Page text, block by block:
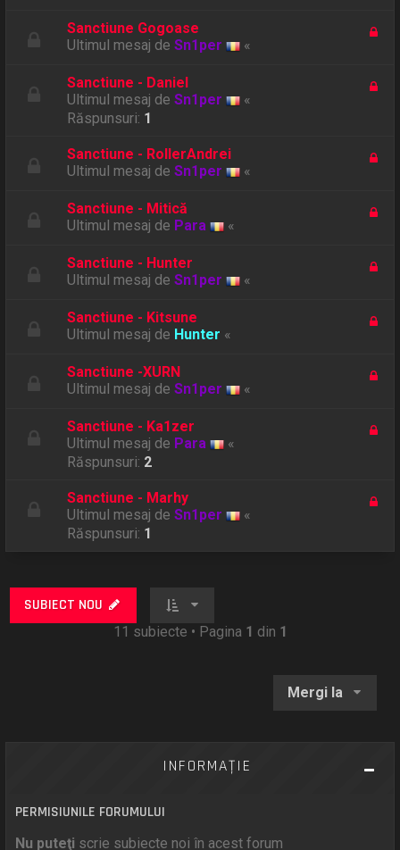
Sanctiune Gogoase
Ultimul mesaj deSn1per «
Sanctiune - Daniel
Ultimul mesaj deSn1per
«
Răspunsuri: 1
Sanctiune - RollerAndrei
Ultimul mesaj deSn1per «
Sanctiune - Mitică
Ultimul mesaj de Para «
Sanctiune - Hunter
Ultimul mesaj deSn1per «
Sanctiune - Kitsune
Ultimul mesaj de Hunter «
Sanctiune -XURN
Ultimul mesaj deSn1per «
Sanctiune - Ka1zer
Ultimul mesaj de Para
«
Răspunsuri: 2
Sanctiune - Marhy
Ultimul mesaj deSn1per
«
Răspunsuri: 1
SUBIECT NOU
11 subiecte • Pagina 1 din 1
Mergi la
INFORMAŢIE
PERMISIUNILE FORUMULUI
Nu puteţi scrie subiecte noi în acest forum